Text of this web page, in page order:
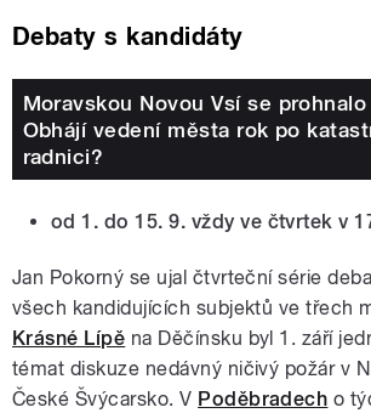
Debaty s kandidáty
Moravskou Novou Vsí se
Obhájí vedení města rok po
radnici?
od 1. do 15. 9. vždy ve čtvrtek v
Jan Pokorný se ujal čtvrteční série
všech kandidujících subjektů ve třech
Krásné Lípě na Děčínsku byl 1. září
témat diskuze nedávný ničivý požár v
České Švýcarsko. V Poděbradech o